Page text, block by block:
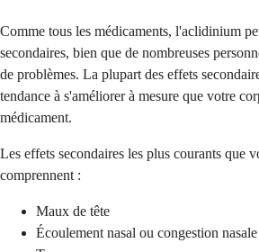
Comme tous les médicaments, l'aclidinium
secondaires, bien que de nombreuses
de problèmes. La plupart des effets
tendance à s'améliorer à mesure que votre
médicament.
Les effets secondaires les plus courants que
comprennent :
Maux de tête
Écoulement nasal ou congestion nasale